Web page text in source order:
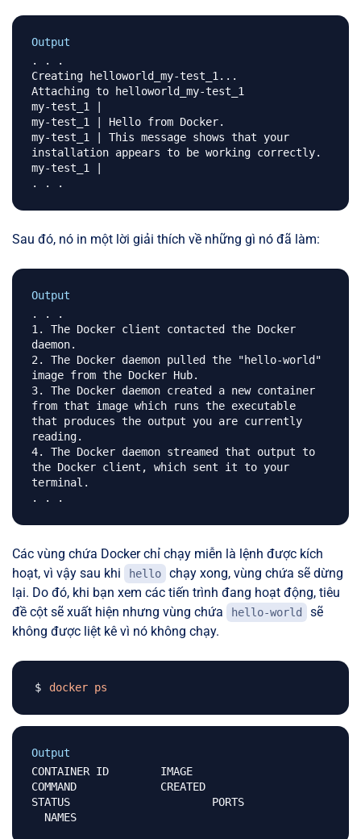
Output
. . .
Creating helloworld_my-test_1...
Attaching to helloworld_my-test_1
my-test_1 |
my-test_1 | Hello from Docker.
my-test_1 | This message shows that your
installation appears to be working correctly.
my-test_1 |
Sau đó, nó in một lời giải thích về những gì nó đã làm:
Output
. . .
1. The Docker client contacted the Docker
daemon.
2. The Docker daemon pulled the "hello-world"
image from the Docker Hub.
3. The Docker daemon created a new container
from that image which runs the executable
that produces the output you are currently
reading.
4. The Docker daemon streamed that output to
the Docker client, which sent it to your
terminal.
Các vùng chứa Docker chỉ chạy miễn là lệnh được kích
hoạt, vì vậy sau khi
hello
chạy xong, vùng chứa sẽ dừng
lại. Do đó, khi bạn xem các tiến trình đang hoạt động, tiêu
đề cột sẽ xuất hiện nhưng vùng chứa
hello-world
sẽ
không được liệt kê vì nó không chạy.
docker ps
Output
CONTAINER ID        IMAGE
COMMAND             CREATED
STATUS                      PORTS